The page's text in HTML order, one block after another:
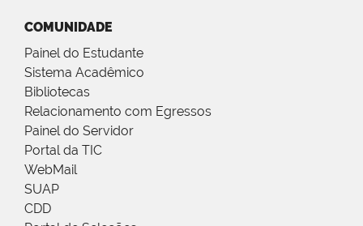
COMUNIDADE
Painel do Estudante
Sistema Acadêmico
Bibliotecas
Relacionamento com Egressos
Painel do Servidor
Portal da TIC
WebMail
SUAP
CDD